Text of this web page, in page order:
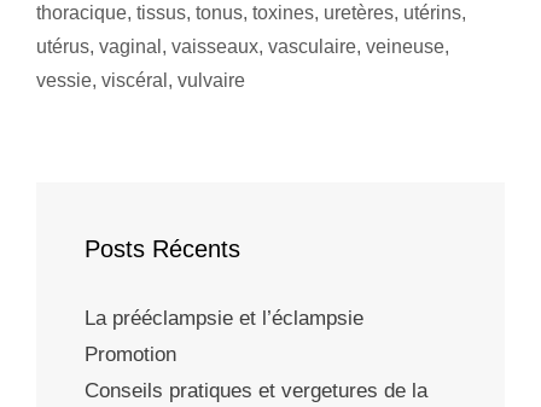
thoracique, tissus, tonus, toxines, uretères, utérins,
utérus, vaginal , vaisseaux, vasculaire, veineuse,
vessie, viscéral , vulvaire
Posts Récents
La prééclampsie et l’éclampsie
Promotion
Conseils pratiques et vergetures de la